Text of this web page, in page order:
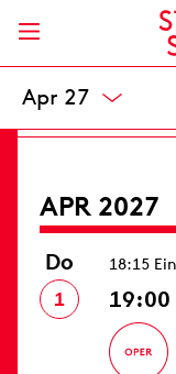
Mär 27
8 /
APR 2027
Do
1
18:15
19:00